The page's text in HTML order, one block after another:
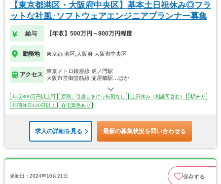
【東京都港区・大阪府中央区】基本土日祝休み◎フラ
ットな社風♪ソフトウェアエンジニアプランナー募集
給与 【年収】500万円～800万円程度
勤務地 東京都 港区,大阪府 大阪市中央区
アクセス
東京メトロ銀座線 虎ノ門駅
大阪市営御堂筋線 淀屋橋駅…ほか
年収800万円以上可 原則、引越しを伴う転勤なし 土日休み（相談可含む）
駅チカ
年間休日120日以上
在宅業務あり
求人の詳細を見る 最新の募集状況を問い合わせる
更新日：2024年10月21日 保存する